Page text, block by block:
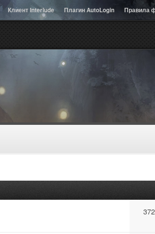
Клиент Interlude Плагин AutoLogin Правила